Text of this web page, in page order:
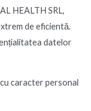
HEALTH SRL,
de eficientă.
datelor
caracter personal